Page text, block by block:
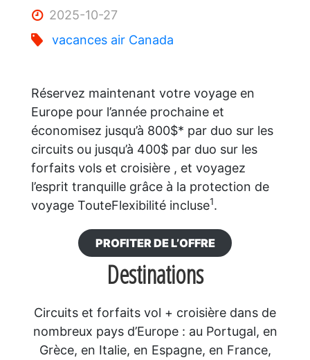
2025-10-27
vacances air Canada
Réservez maintenant votre voyage en
Europe pour l’année prochaine et
économisez jusqu’à 800$* par duo sur les
circuits ou jusqu’à 400$ par duo sur les
forfaits vols et croisière , et voyagez
l’esprit tranquille grâce à la protection de
voyage TouteFlexibilité incluse1.
PROFITER DE L’OFFRE
Destinations
Circuits et forfaits vol + croisière dans de
nombreux pays d’Europe : au Portugal, en
Grèce, en Italie, en Espagne, en France,